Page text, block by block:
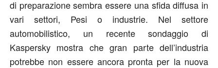
di preparazione sembra essere una sfida diffusa in
vari settori, Pesi o industrie. Nel settore
automobilistico, un recente sondaggio di
Kaspersky mostra che gran parte dell’industria
potrebbe non essere ancora pronta per la nuova